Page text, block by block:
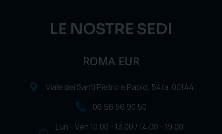
LE NOSTRE SEDI
ROMA EUR
Viale dei Santi Pietro e Paolo, 54/a, 00144
06 56 56 90 50
Lun - Ven 10.00 - 13.00 / 14.00 - 19.00